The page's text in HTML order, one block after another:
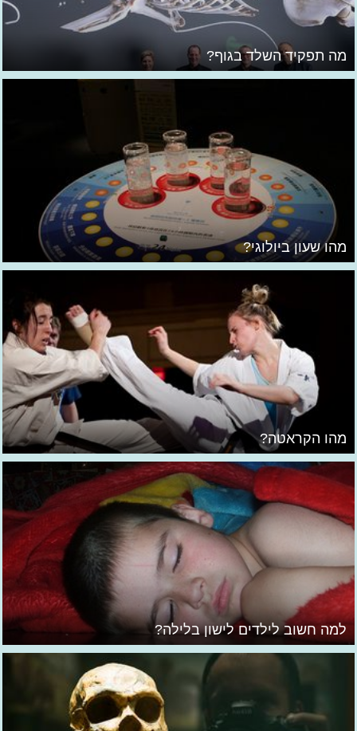
מה תפקיד השלד בגוף?
מהו שעון ביולוגי?
מהו הקראטה?
למה חשוב לילדים לישון בלילה?